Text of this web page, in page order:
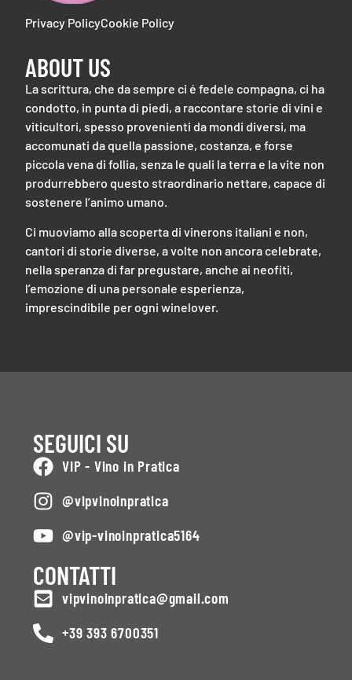
Privacy PolicyCookie Policy
ABOUT US
La scrittura, che da sempre ci é fedele compagna, ci ha
condotto, in punta di piedi, a raccontare storie di vini e
viticultori, spesso provenienti da mondi diversi, ma
accomunati da quella passione, costanza, e forse
piccola vena di follia, senza le quali la terra e la vite non
produrrebbero questo straordinario nettare, capace di
sostenere l’animo umano.
Ci muoviamo alla scoperta di vinerons italiani e non,
cantori di storie diverse, a volte non ancora celebrate,
nella speranza di far pregustare, anche ai neofiti,
l’emozione di una personale esperienza,
imprescindibile per ogni winelover.
SEGUICI SU
VIP - Vino in Pratica
@vipvinoinpratica
@vip-vinoinpratica5164
CONTATTI
vipvinoinpratica@gmail.com
+39 393 6700351